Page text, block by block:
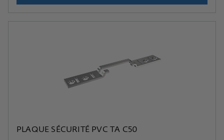
PLAQUE SÉCURITÉ PVC TA C50